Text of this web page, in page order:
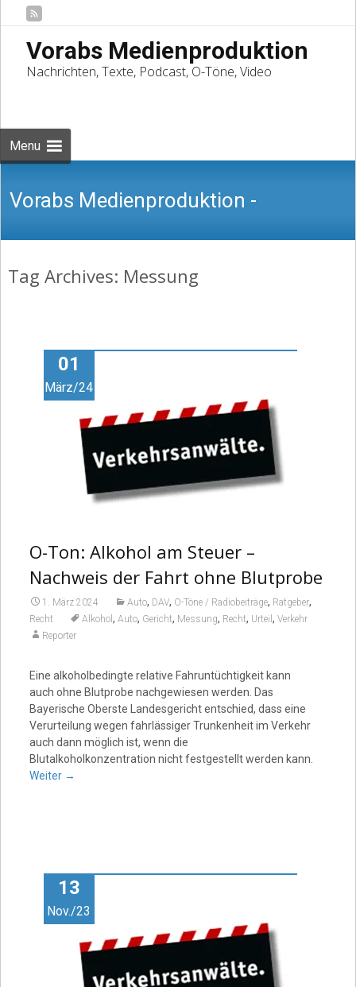
Vorabs Medienproduktion
Nachrichten, Texte, Podcast, O-Töne, Video
Menu
Vorabs Medienproduktion -
Nachrichten, Texte, Podcast, O-Töne,
Video
Tag Archives: Messung
01
März/24
O-Ton: Alkohol am Steuer –
Nachweis der Fahrt ohne Blutprobe
1. März 2024 Auto, DAV, O-Töne / Radiobeiträge, Ratgeber,
Recht Alkohol , Auto, Gericht, Messung, Recht, Urteil , Verkehr
Reporter
Eine alkoholbedingte relative Fahruntüchtigkeit kann
auch ohne Blutprobe nachgewiesen werden. Das
Bayerische Oberste Landesgericht entschied, dass eine
Verurteilung wegen fahrlässiger Trunkenheit im Verkehr
auch dann möglich ist, wenn die
Blutalkoholkonzentration nicht festgestellt werden kann.
Weiter →
13
Nov./23